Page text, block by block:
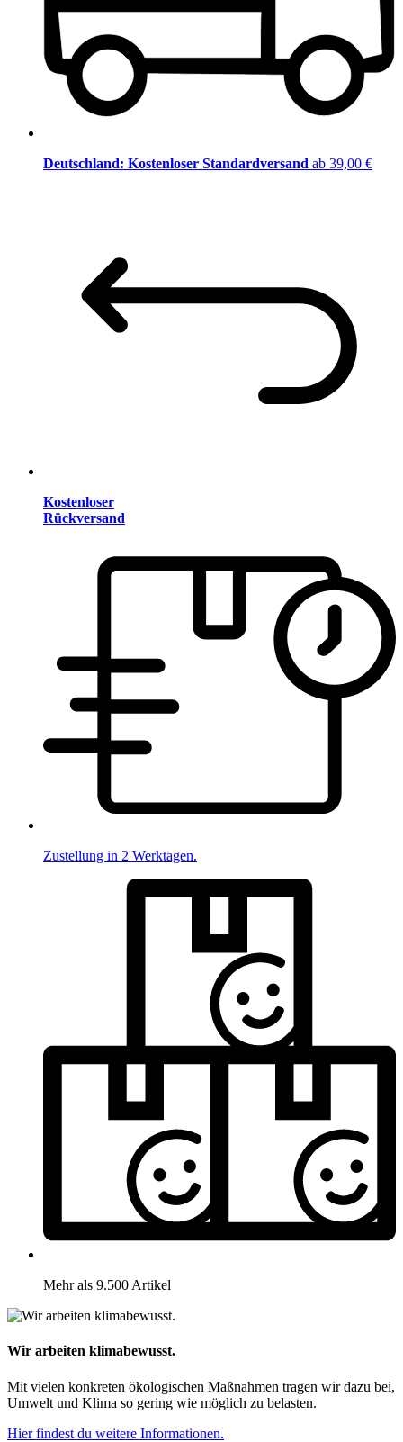
Deutschland: Kostenloser Standardversand ab 39,00 €
Kostenloser
Rückversand
Zustellung in 2 Werktagen.
Mehr als 9.500 Artikel
Wir arbeiten klimabewusst.
Mit vielen konkreten ökologischen Maßnahmen tragen wir dazu bei,
Umwelt und Klima so gering wie möglich zu belasten.
Hier findest du weitere Informationen.